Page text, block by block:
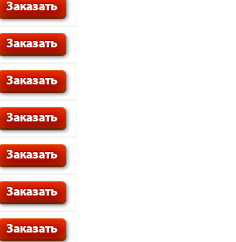
Заказать
Заказать
Заказать
Заказать
Заказать
Заказать
Заказать